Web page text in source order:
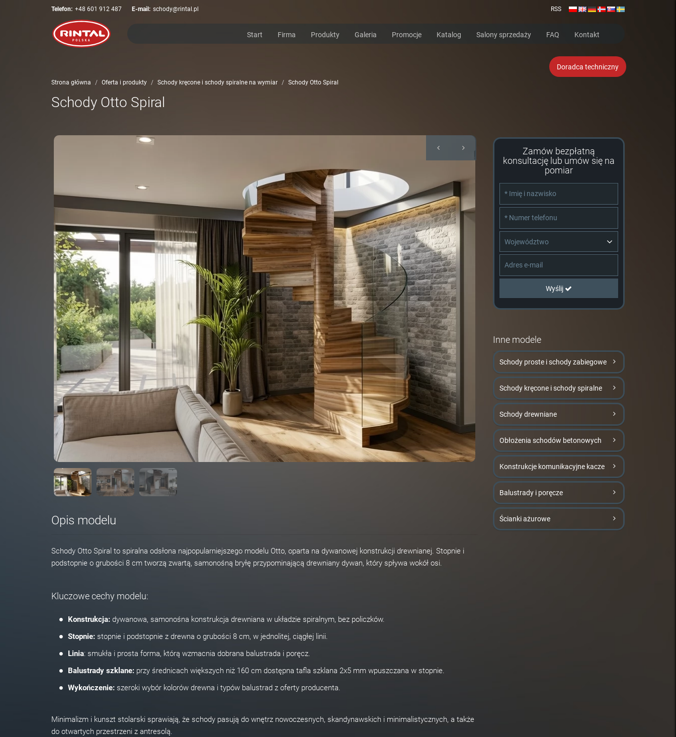
Telefon: +48 601 912 487 E-mail: schody@rintal.pl RSS
Start Firma Produkty Galeria Promocje Katalog Salony sprzedaży FAQ Kontakt
Doradca techniczny
Strona główna Oferta i produkty Schody kręcone i schody spiralne na wymiar Schody Otto Spiral
Schody Otto Spiral
Opis modelu
Schody Otto Spiral to spiralna odsłona najpopularniejszego modelu Otto, oparta na dywanowej konstrukcji drewnianej. Stopnie i
podstopnie o grubości 8 cm tworzą zwartą, samonośną bryłę przypominającą drewniany dywan, który spływa wokół osi.
Kluczowe cechy modelu:
Konstrukcja: dywanowa, samonośna konstrukcja drewniana w układzie spiralnym, bez policzków.
Stopnie: stopnie i podstopnie z drewna o grubości 8 cm, w jednolitej, ciągłej linii.
Linia: smukła i prosta forma, którą wzmacnia dobrana balustrada i poręcz.
Balustrady szklane: przy średnicach większych niż 160 cm dostępna tafla szklana 2x5 mm wpuszczana w stopnie.
Wykończenie: szeroki wybór kolorów drewna i typów balustrad z oferty producenta.
Minimalizm i kunszt stolarski sprawiają, że schody pasują do wnętrz nowoczesnych, skandynawskich i minimalistycznych, a także
do otwartych przestrzeni z antresolą.
Zamów bezpłatną
konsultację lub umów się na
pomiar
Województwo
Wyślij
Inne modele
Schody proste i schody zabiegowe
Schody kręcone i schody spiralne
Schody drewniane
Obłożenia schodów betonowych
Konstrukcje komunikacyjne kacze
Balustrady i poręcze
Ścianki ażurowe